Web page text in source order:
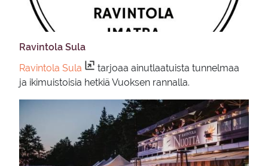
Ra­vin­to­la Sula
Ravintola Sula
tarjoaa ainutlaatuista tunnelmaa
ja ikimuistoisia hetkiä Vuoksen rannalla.